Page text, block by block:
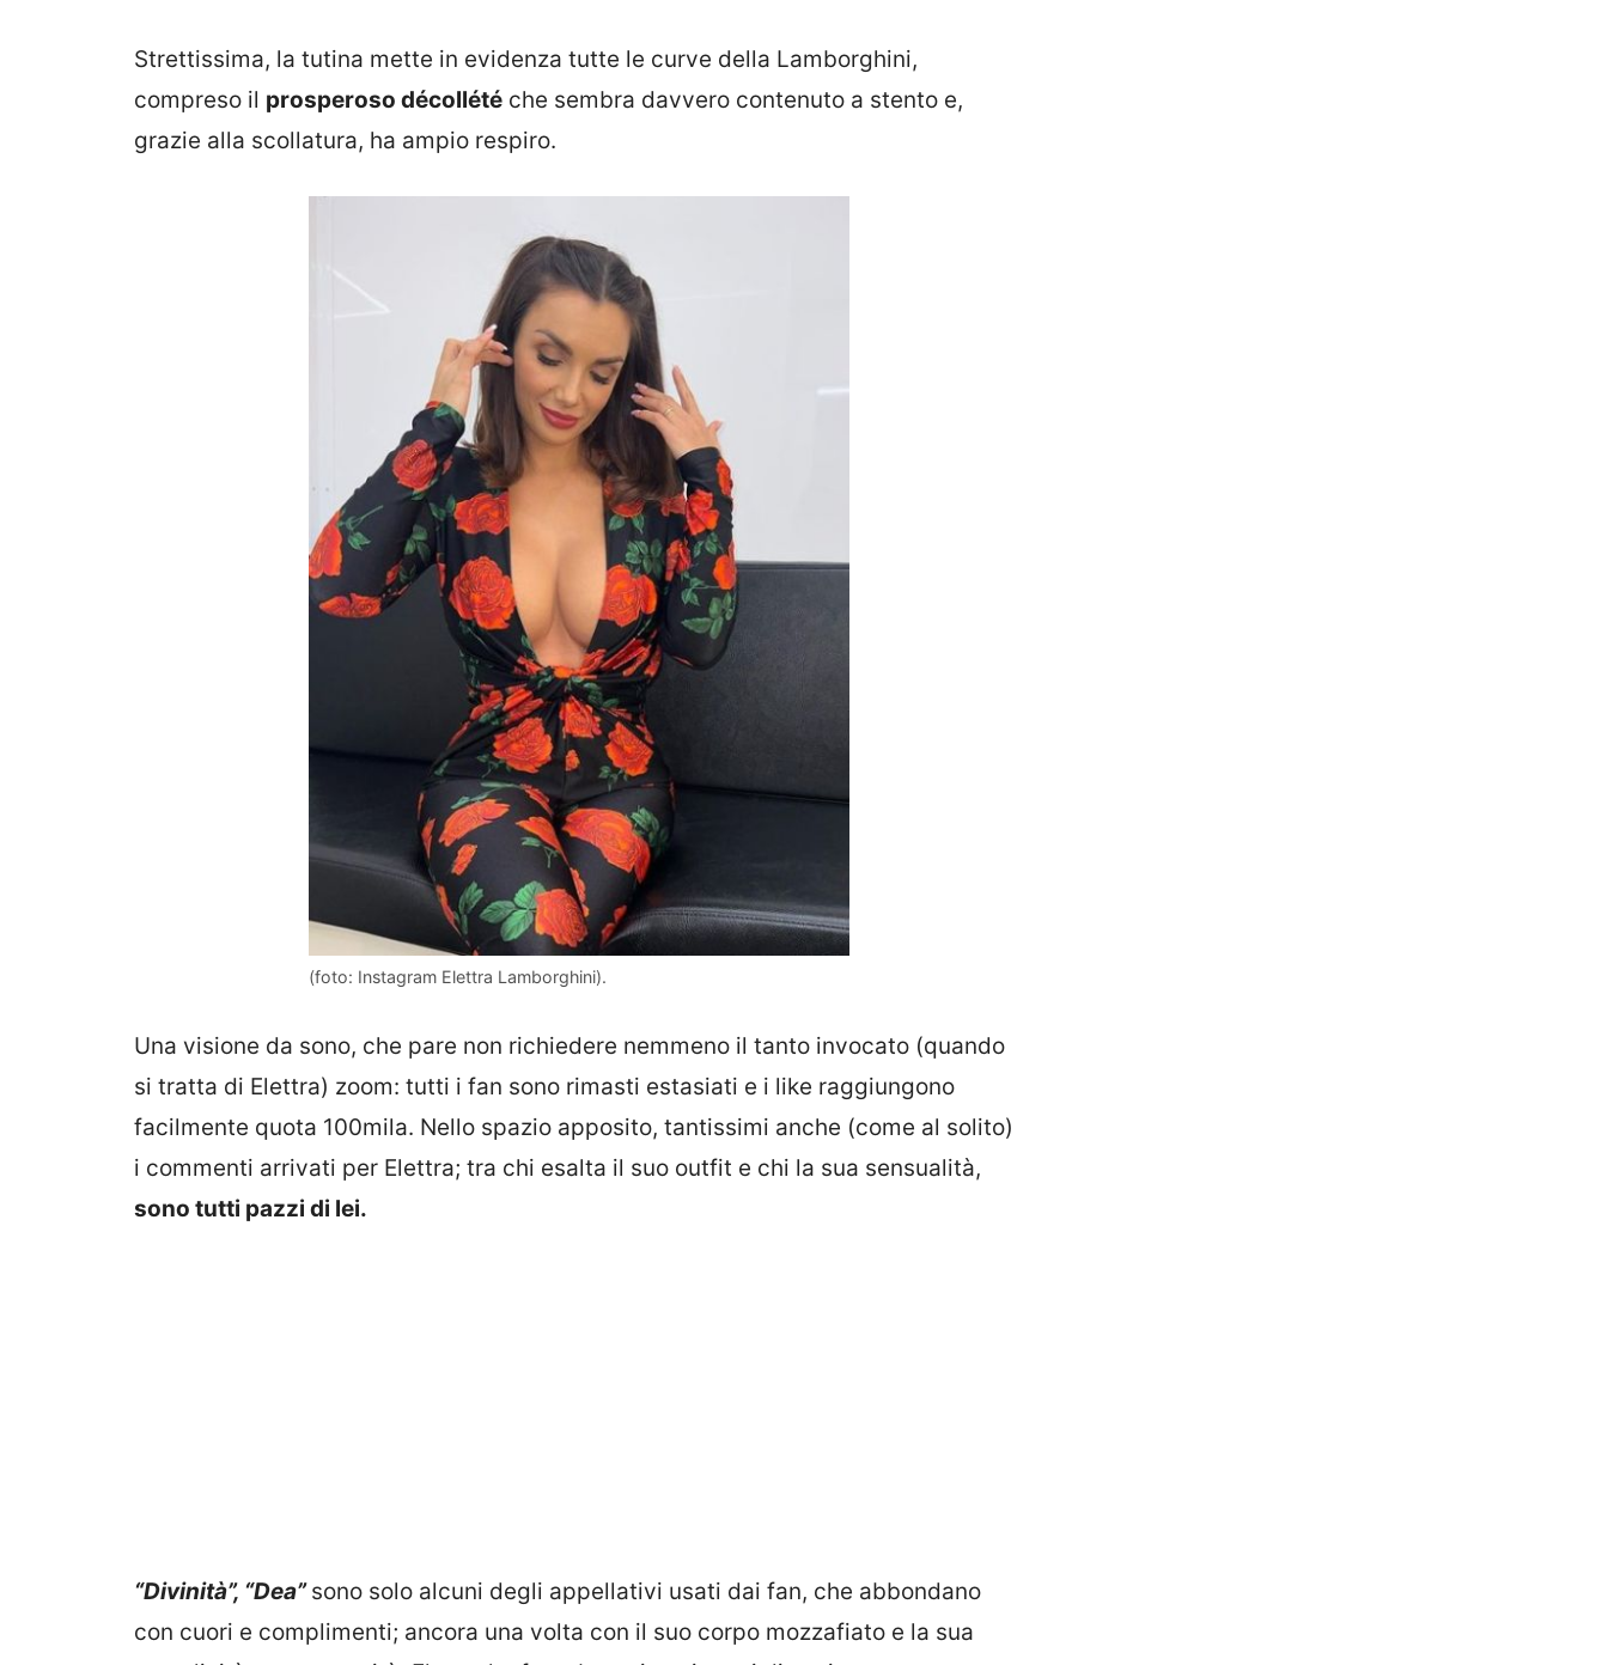
Strettissima, la tutina mette in evidenza tutte le curve della Lamborghini,
compreso il prosperoso décollété che sembra davvero contenuto a stento e,
grazie alla scollatura, ha ampio respiro.
(foto: Instagram Elettra Lamborghini).
Una visione da sono, che pare non richiedere nemmeno il tanto invocato (quando
si tratta di Elettra) zoom: tutti i fan sono rimasti estasiati e i like raggiungono
facilmente quota 100mila. Nello spazio apposito, tantissimi anche (come al solito)
i commenti arrivati per Elettra; tra chi esalta il suo outfit e chi la sua sensualità,
sono tutti pazzi di lei.
“Divinità”, “Dea” sono solo alcuni degli appellativi usati dai fan, che abbondano
con cuori e complimenti; ancora una volta con il suo corpo mozzafiato e la sua